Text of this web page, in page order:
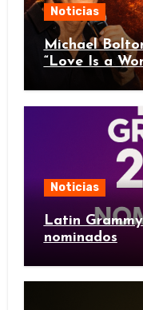
Noticias
Michael
“Love Is a
Noticias
Latin
nominados